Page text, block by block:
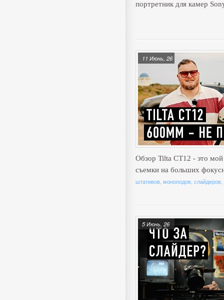
портретник для камер
Обзор Tilta CT12 - это
съемки на больших
штативов, моноподов, слайдеров,
11 Июнь, 26
5 Июнь, 26